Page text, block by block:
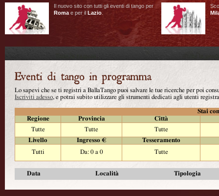
Il nuovo sito con tutti gli eventi di tango per
Roma e per il Lazio
Lo sapevi che se ti registri a BallaTango puoi salvare le tue ricerche per poi
Iscriviti adesso, e potrai subito utilizzare gli strumenti dedicati agli utenti
Stai
Regione
Provincia
Città
Tutte
Tutte
Tutte
Livello
Ingresso €
Tesseramento
Tutti
Da: 0 a 0 Tutte
Data Località Tipologia